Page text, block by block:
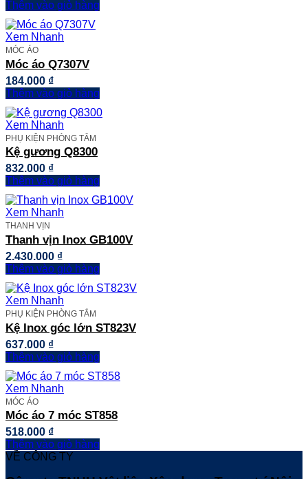
Thêm vào giỏ hàng
Xem Nhanh
MÓC ÁO
Móc áo Q7307V
184.000 ₫
Thêm vào giỏ hàng
Xem Nhanh
PHỤ KIỆN PHÒNG TẮM
Kệ gương Q8300
832.000 ₫
Thêm vào giỏ hàng
Xem Nhanh
THANH VỊN
Thanh vịn Inox GB100V
2.430.000 ₫
Thêm vào giỏ hàng
Xem Nhanh
PHỤ KIỆN PHÒNG TẮM
Kệ Inox góc lớn ST823V
637.000 ₫
Thêm vào giỏ hàng
Xem Nhanh
MÓC ÁO
Móc áo 7 móc ST858
518.000 ₫
Thêm vào giỏ hàng
VỀ CÔNG TY